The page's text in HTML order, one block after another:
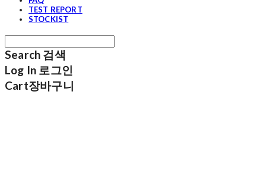
TEST REPORT
STOCKIST
Search 검색
Log In 로그인
Cart장바구니